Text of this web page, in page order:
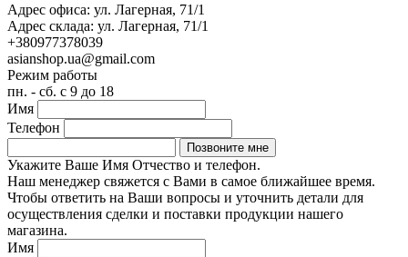
Адрес офиса: ул. Лагерная, 71/1
Адрес склада: ул. Лагерная, 71/1
+380977378039
asianshop.ua@gmail.com
Режим работы
пн. - сб. с 9 до 18
Имя
Телефон
Укажите Ваше Имя Отчество и телефон.
Наш менеджер свяжется с Вами в самое ближайшее время.
Чтобы ответить на Ваши вопросы и уточнить детали для
осуществления сделки и поставки продукции нашего
магазина.
Имя